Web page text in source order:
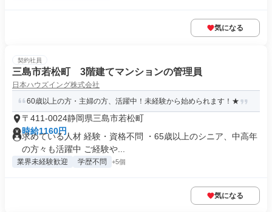
気になる
契約社員
三島市若松町 3階建てマンションの管理員
日本ハウズイング株式会社
60歳以上の方・主婦の方、活躍中！未経験から始められます！★
〒411-0024静岡県三島市若松町
時給1160円
求めている人材 経験・資格不問 ・65歳以上のシニア、中高年
の方々も活躍中 ご経験や...
業界未経験歓迎 学歴不問 +5個
気になる